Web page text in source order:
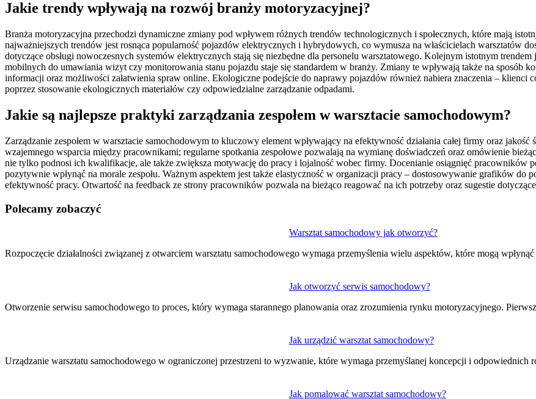
Jakie trendy wpływają na rozwój branży motoryzacyjnej?
Branża motoryzacyjna przechodzi dynamiczne zmiany pod wpływem różnych trendów technologicznych i społecznych, które mają
najważniejszych trendów jest rosnąca popularność pojazdów elektrycznych i hybrydowych, co wymusza na właścicielach warsztatów
dotyczące obsługi nowoczesnych systemów elektrycznych stają się niezbędne dla personelu warsztatowego. Kolejnym istotnym
mobilnych do umawiania wizyt czy monitorowania stanu pojazdu staje się standardem w branży. Zmiany te wpływają także na sposób
informacji oraz możliwości załatwienia spraw online. Ekologiczne podejście do naprawy pojazdów również nabiera znaczenia – klienci
poprzez stosowanie ekologicznych materiałów czy odpowiedzialne zarządzanie odpadami.
Jakie są najlepsze praktyki zarządzania zespołem w warsztacie samochodowym?
Zarządzanie zespołem w warsztacie samochodowym to kluczowy element wpływający na efektywność działania całej firmy oraz
wzajemnego wsparcia między pracownikami; regularne spotkania zespołowe pozwalają na wymianę doświadczeń oraz omówienie
nie tylko podnosi ich kwalifikacje, ale także zwiększa motywację do pracy i lojalność wobec firmy. Docenianie osiągnięć pracowników
pozytywnie wpłynąć na morale zespołu. Ważnym aspektem jest także elastyczność w organizacji pracy – dostosowywanie grafików do
efektywność pracy. Otwartość na feedback ze strony pracowników pozwala na bieżąco reagować na ich potrzeby oraz sugestie
Polecamy zobaczyć
Warsztat samochodowy jak otworzyć?
Rozpoczęcie działalności związanej z otwarciem warsztatu samochodowego wymaga przemyślenia wielu aspektów, które mogą
Jak otworzyć serwis samochodowy?
Otworzenie serwisu samochodowego to proces, który wymaga starannego planowania oraz zrozumienia rynku motoryzacyjnego.
Jak urządzić warsztat samochodowy?
Urządzanie warsztatu samochodowego w ograniczonej przestrzeni to wyzwanie, które wymaga przemyślanej koncepcji i odpowiednich
Jak pomalować warsztat samochodowy?
wpisu